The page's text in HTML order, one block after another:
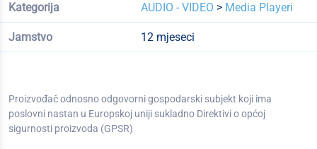
Kategorija AUDIO - VIDEO > Media Playeri
Jamstvo 12 mjeseci
Proizvođač odnosno odgovorni gospodarski subjekt koji ima
poslovni nastan u Europskoj uniji sukladno Direktivi o općoj
sigurnosti proizvoda (GPSR)